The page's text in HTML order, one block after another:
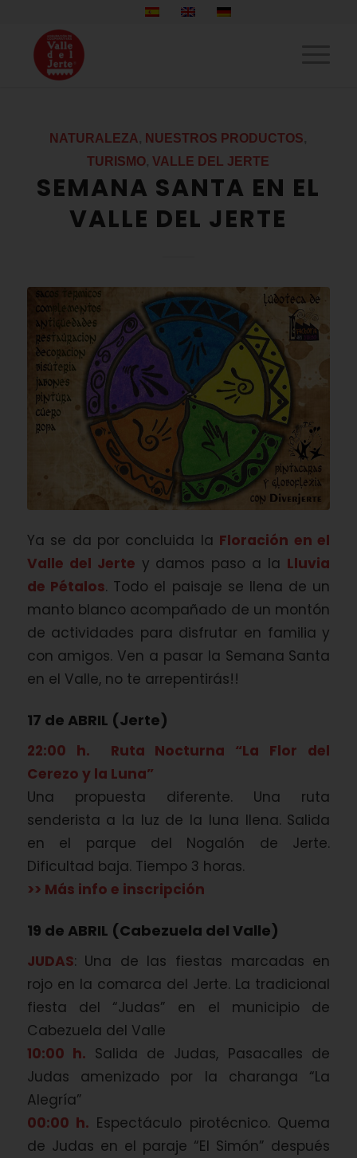
NATURALEZA NUESTROS PRODUCTOS
TURISMO ,VALLE DEL JERTE
SEMANA SANTA EN EL
VALLE DEL JERTE
Ya se da por concluida la Floración en el
Valle del Jerte y damos paso a la Lluvia
de Pétalos. Todo el paisaje se llena de un
manto blanco acompañado de un montón
de actividades para disfrutar en familia y
con amigos. Ven a pasar la Semana Santa
en el Valle, no te arrepentirás!!
17 de ABRIL (Jerte)
22:00 h. Ruta Nocturna “La Flor del
Cerezo y la Luna”
Una propuesta diferente. Una ruta
senderista a la luz de la luna llena. Salida
en el parque del Nogalón de Jerte.
Dificultad baja. Tiempo 3 horas.
>> Más info e inscripción
19 de ABRIL (Cabezuela del Valle)
JUDAS: Una de las fiestas marcadas en
rojo en la comarca del Jerte. La tradicional
fiesta del “Judas” en el municipio de
Cabezuela del Valle
10:00 h. Salida de Judas, Pasacalles de
Judas amenizado por la charanga “La
Alegría”
00:00 h. Espectáculo pirotécnico. Quema
de Judas en el paraje “El Simón” después